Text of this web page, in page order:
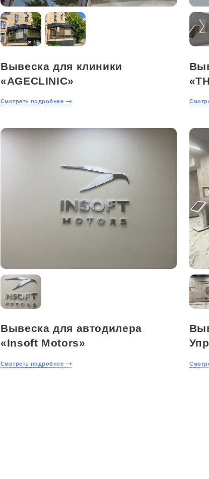
Вывеска для клиники
«AGECLINIC»
Смотреть подробнее
Вывеска для автодилера
«Insoft Motors»
Смотреть подробнее